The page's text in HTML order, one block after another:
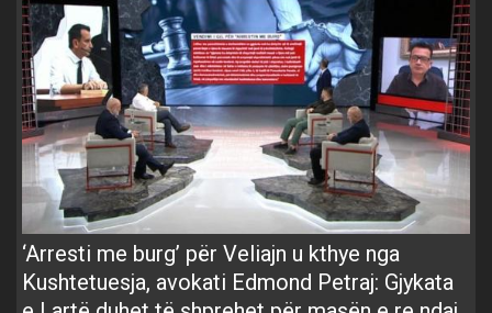
‘Arresti me burg’ për Veliajn u kthye nga
Kushtetuesja, avokati Edmond Petraj: Gjykata